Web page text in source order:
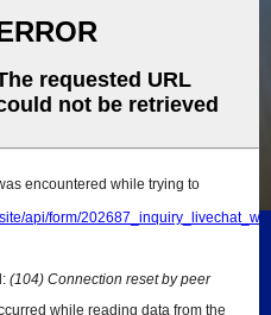
aŭ prezlisto, bonvolu lasi
nin ene de 24 horoj.
Rezervitaj. Retejmapo-AMP